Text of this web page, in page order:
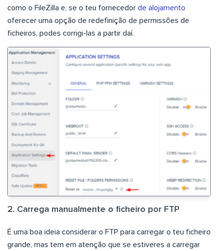
como o FileZilla e, se o teu fornecedor de alojamento
oferecer uma opção de redefinição de permissões de
ficheiros, podes corrigi-las a partir daí.
2. Carrega manualmente o ficheiro por FTP
É uma boa ideia considerar o FTP para carregar o teu ficheiro
grande, mas tem em atenção que se estiveres a carregar